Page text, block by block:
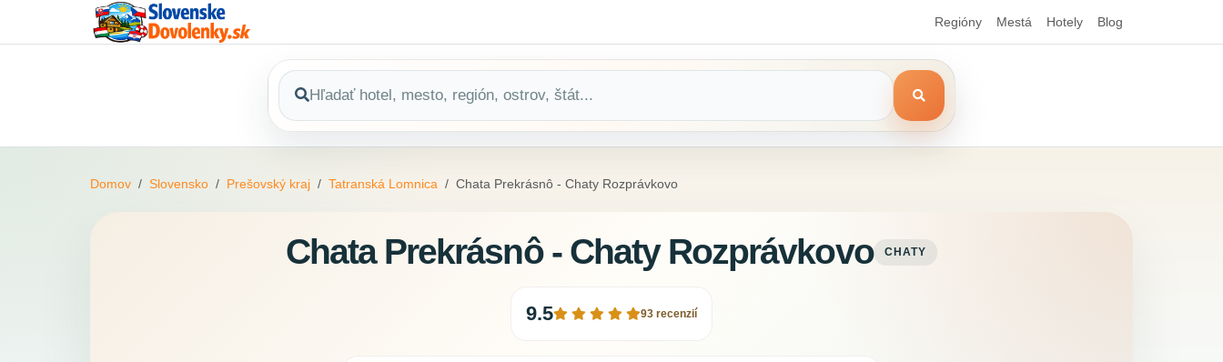
Regióny Mestá Hotely Blog
Domov Slovensko Prešovský kraj Tatranská Lomnica Chata Prekrásnô - Chaty Rozprávkovo
Chata Prekrásnô - Chaty Rozprávkovo CHATY
9.5 93 recenzií